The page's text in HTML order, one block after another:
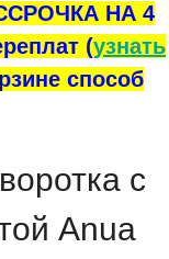
НА 4
(узнать
способ
с
Anua